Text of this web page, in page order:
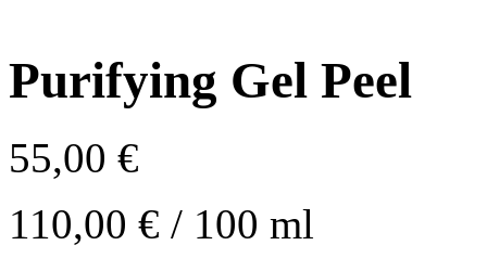
Purifying Gel Peel
55,00 €
110,00 € / 100 ml